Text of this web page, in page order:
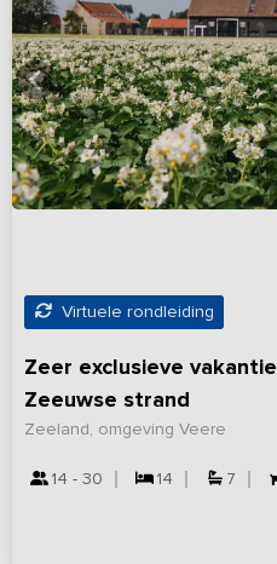
Virtuele rondleiding
Zeer exclusieve
Zeeuwse strand
Zeeland, omgeving Veere
14 - 30 14 7